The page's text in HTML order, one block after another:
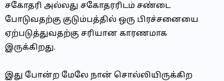
சகோதரி அல்லது சகோதரரிடம் சண்டை
போடுவதற்கு குடும்பத்தில் ஒரு பிரச்சனையை
ஏற்படுத்துவதற்கு சரியான காரணமாக
இருக்கிறது.
இது போன்ற மேலே நான் சொல்லியிருக்கிற